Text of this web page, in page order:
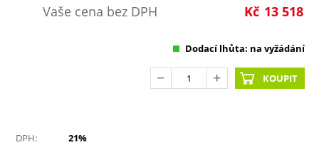
Vaše cena bez DPH 13 518
Kč
Dodací lhůta: na vyžádání
KOUPIT
DPH:
21%